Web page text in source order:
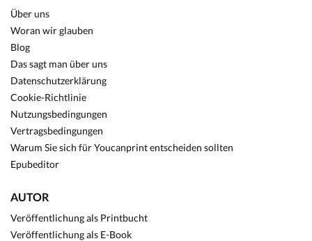
Über uns
Woran wir glauben
Blog
Das sagt man über uns
Datenschutzerklärung
Cookie-Richtlinie
Nutzungsbedingungen
Vertragsbedingungen
Warum Sie sich für Youcanprint entscheiden sollten
Epubeditor
AUTOR
Veröffentlichung als Printbucht
Veröffentlichung als E-Book